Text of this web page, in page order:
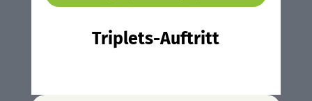
Triplets-Auftritt